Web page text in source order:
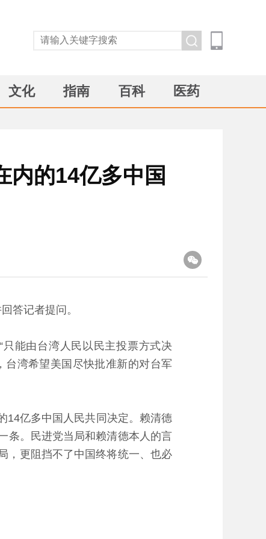
文化 指南 百科 医药
内的14亿多中国
答记者提问。
能由台湾人民以民主投票方式决
台湾希望美国尽快批准新的对台军
亿多中国人民共同决定。赖清德
条。民进党当局和赖清德本人的言
，更阻挡不了中国终将统一、也必